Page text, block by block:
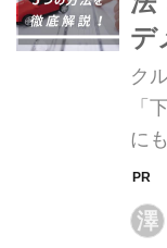
が
じ
ご
場
ま
す
で
デ
ク
「
に
す
メ
分
澤